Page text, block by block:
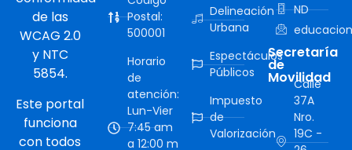
de las
WCAG 2.0
y NTC
5854.
Este portal
funciona
con todos
Postal:
500001
Horario
de
atención:
Lun-Vier
7:45 am
a 12:00 m
Delineación
Urbana
Espectáculos
Públicos
Impuesto
de
Valorización
ND
Secretaría
de
Movilidad
Calle
37A
Nro.
19C -